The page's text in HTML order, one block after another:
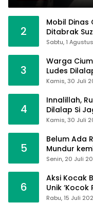
2
Mobil
Ditabrak
Sabtu, 1
3
Warga
Ludes
Kamis, 30 Juli
4
Innalillah,
Dilalap Si
Kamis, 30 Juli
5
Belum Ada
Mundur
Senin, 20 Juli
6
Aksi Kocak
Unik
Alfamart,
Rabu, 15 Juli